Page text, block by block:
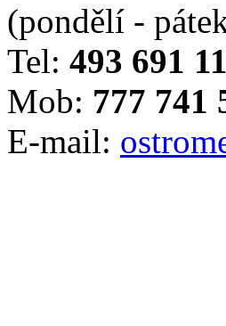
(pondělí -
Tel: 493 691
Mob: 777 741
E-mail: